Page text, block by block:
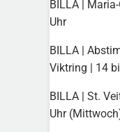
BILLA |
Uhr
BILLA |
Viktring | 14
BILLA | St.
Uhr